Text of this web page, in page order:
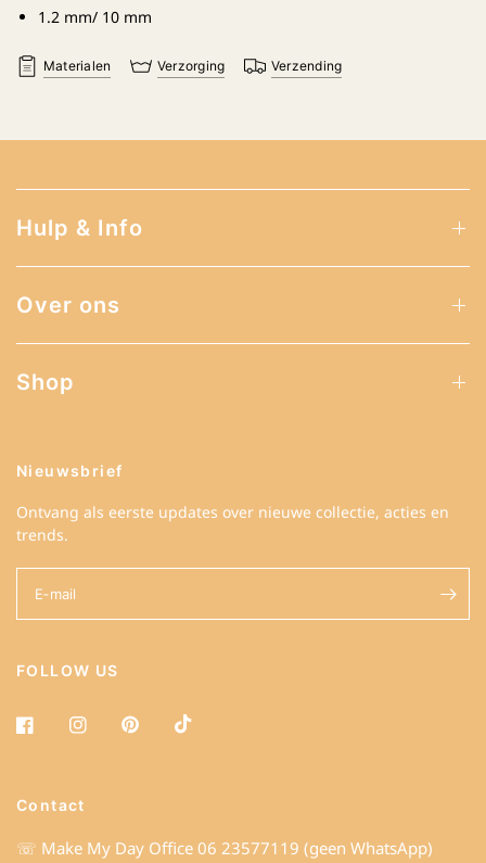
1.2 mm/ 10 mm
Materialen Verzorging Verzending
Hulp & Info
Over ons
Shop
Nieuwsbrief
Ontvang als eerste updates over nieuwe collectie, acties en
trends.
E‑mail
FOLLOW US
Contact
☏ Make My Day Office 06 23577119 (geen WhatsApp)